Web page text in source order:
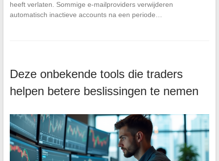
heeft verlaten. Sommige e-mailproviders verwijderen
automatisch inactieve accounts na een periode…
Deze onbekende tools die traders
helpen betere beslissingen te nemen